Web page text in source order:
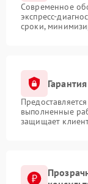
Современное
экспресс-
сроки,
выполненные
защищает